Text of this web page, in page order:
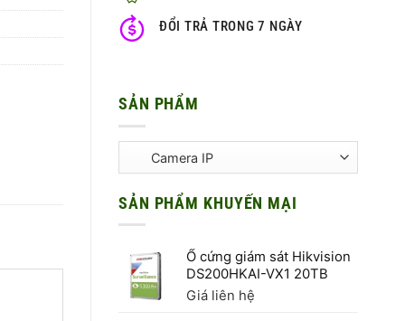
ĐỔI TRẢ TRONG 7 NGÀY
SẢN PHẨM
SẢN PHẨM KHUYẾN MẠI
Ổ cứng giám sát Hikvision
DS200HKAI-VX1 20TB
Giá liên hệ